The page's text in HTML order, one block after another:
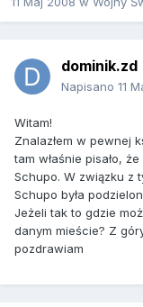
dominik.zd
Napisano 11
Witam!
Znalazłem w pewnej
tam właśnie pisało,
Schupo. W związku z
Schupo była
Jeżeli tak to gdzie
danym mieście? Z
pozdrawiam